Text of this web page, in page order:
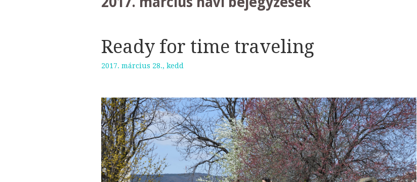
Ready for time traveling
2017. március 28., kedd